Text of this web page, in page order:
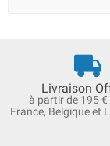
Livraison
à partir de 195
France, Belgique et